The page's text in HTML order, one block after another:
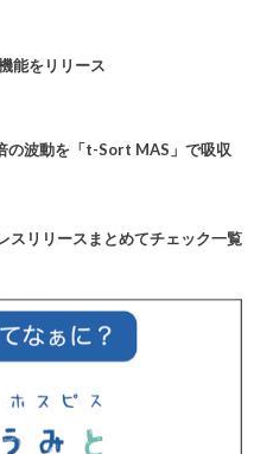
能をリリース
の波動を「t-Sort MAS」で吸収
スリリースまとめてチェック一覧